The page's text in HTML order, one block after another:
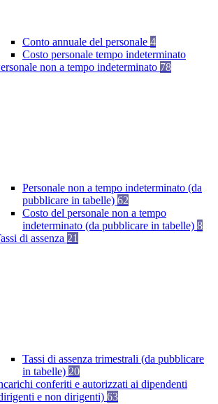
Conto annuale del personale 4
Costo personale tempo indeterminato
non a tempo indeterminato 78
Personale non a tempo indeterminato (da
pubblicare in tabelle) 62
Costo del personale non a tempo
indeterminato (da pubblicare in tabelle) 8
di assenza 21
Tassi di assenza trimestrali (da pubblicare
in tabelle) 20
conferiti e autorizzati ai dipendenti
e non dirigenti) 63